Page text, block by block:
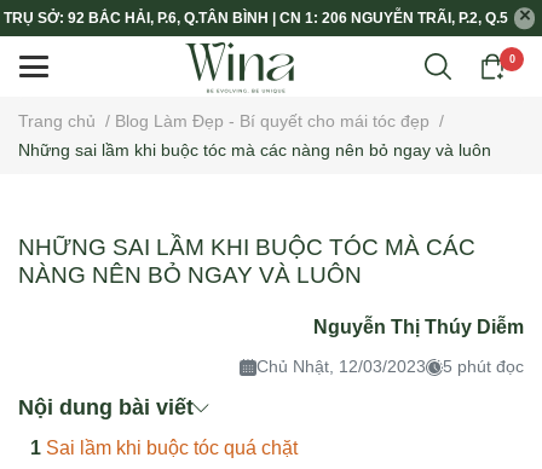
TRỤ SỞ: 92 BẮC HẢI, P.6, Q.TÂN BÌNH | CN 1: 206 NGUYỄN TRÃI, P.2, Q.5
0
Trang chủ / Blog Làm Đẹp - Bí quyết cho mái tóc đẹp /
Những sai lầm khi buộc tóc mà các nàng nên bỏ ngay và luôn
NHỮNG SAI LẦM KHI BUỘC TÓC MÀ CÁC
NÀNG NÊN BỎ NGAY VÀ LUÔN
Nguyễn Thị Thúy Diễm
Chủ Nhật, 12/03/2023 5 phút đọc
Nội dung bài viết
Sai lầm khi buộc tóc quá chặt